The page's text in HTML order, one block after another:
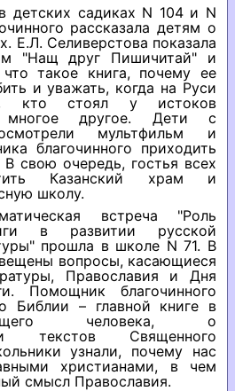
детских садиках N 104 и N
рассказала детям о
Е.Л. Селиверстова показала
"Нащ друг Пишичитай" и
такое книга, почему ее
и уважать, когда на Руси
кто стоял у истоков
многое другое. Дети с
мультфильм и
благочинного приходить
свою очередь, гостья всех
Казанский храм и
школу.
встреча "Роль
в развитии русской
прошла в школе N 71. В
вопросы, касающиеся
Православия и Дня
Помощник благочинного
Библии – главной книге в
человека, о
текстов Священного
узнали, почему нас
христианами, в чем
смысл Православия.